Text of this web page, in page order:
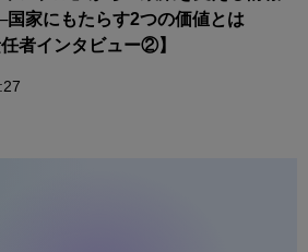
家にもたらす2つの価値とは
者インタビュー②】